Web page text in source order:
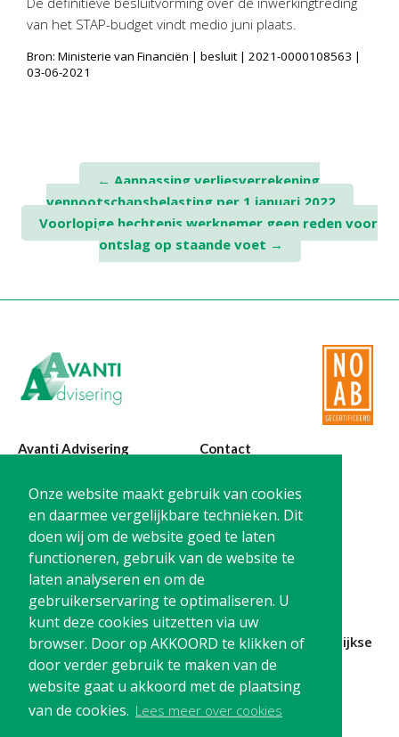
Onze website maakt gebruik van cookies
en daarmee vergelijkbare technieken. Dit
doen wij om de website goed te laten
functioneren, gebruik van de website te
laten analyseren en om de
gebruikerservaring te optimaliseren. U
kunt deze cookies uitzetten via uw
browser. Door op AKKOORD te klikken of
door verder gebruik te maken van de
website gaat u akkoord met de plaatsing
van de cookies. Lees meer over cookies
Klantenportaal – Online dossiers
Online Salaris – Salarissen
Nextens-Accorderen aangiften
van het STAP-budget vindt medio juni plaats.
Bron: Ministerie van Financiën | besluit | 2021-0000108563 |
03-06-2021
Post
navigation
← Aanpassing verliesverrekening
vennootschapsbelasting per 1 januari 2022
Voorlopige hechtenis werknemer geen reden voor
ontslag op staande voet →
Avanti Advisering
Poelstraat 4
1441 RR Purmerend
Contact
T: 0299-420870
@:
info@avanti-
advisering.nl
BTW: NL861212733B01
Blijf op de hoogte en schrijf je in voor onze maandelijkse
nieuwsbrief
Schrijf me in!